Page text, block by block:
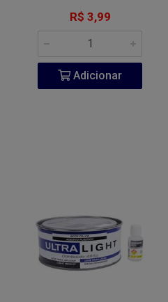
R$ 3,99
Adicionar